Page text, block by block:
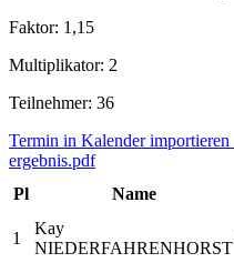
Faktor: 1,15
Multiplikator: 2
Teilnehmer: 36
Termin in Kalender importieren
ergebnis.pdf
Pl
Name
1
Kay
NIEDERFAHRENHORST